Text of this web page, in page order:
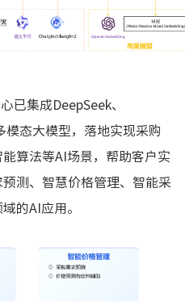
已集成DeepSeek、
模态大模型，落地实现采购
算法等AI场景，帮助客户实
测、智慧价格管理、智能采
的AI应用。